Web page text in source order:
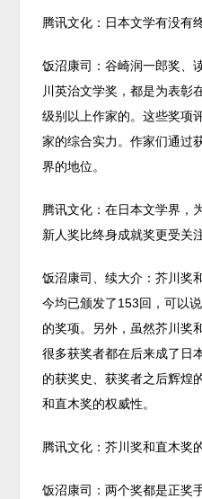
腾讯文化：日本文学有没有
饭沼康司：谷崎润一郎奖、
川英治文学奖，都是为表彰
级别以上作家的。这些奖项
家的综合实力。作家们通过
界的地位。
腾讯文化：在日本文学界，
新人奖比终身成就奖更受关
饭沼康司、续大介：芥川奖
今均已颁发了153回，可以
的奖项。另外，虽然芥川奖
很多获奖者都在后来成了日
的获奖史、获奖者之后辉煌
和直木奖的权威性。
腾讯文化：芥川奖和直木奖
饭沼康司：两个奖都是正奖